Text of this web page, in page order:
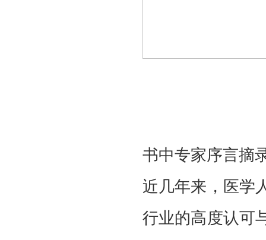
书中专家序言摘
近几年来，医学
行业的高度认可